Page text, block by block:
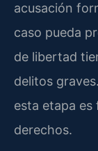
acusación
caso pueda
de libertad
delitos
esta etapa
derechos.